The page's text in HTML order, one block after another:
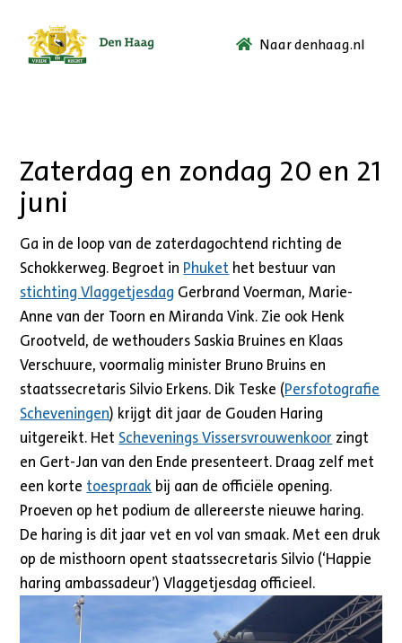
Ga
Naar denhaag.nl
Zaterdag en zondag 20 en 21
juni
Ga in de loop van de zaterdagochtend richting de
Schokkerweg. Begroet in Phuket het bestuur van
stichting Vlaggetjesdag Gerbrand Voerman, Marie-
Anne van der Toorn en Miranda Vink. Zie ook Henk
Grootveld, de wethouders Saskia Bruines en Klaas
Verschuure, voormalig minister Bruno Bruins en
staatssecretaris Silvio Erkens. Dik Teske (Persfotografie
Scheveningen) krijgt dit jaar de Gouden Haring
uitgereikt. Het Schevenings Vissersvrouwenkoor zingt
en Gert-Jan van den Ende presenteert. Draag zelf met
een korte toespraak bij aan de officiële opening.
Proeven op het podium de allereerste nieuwe haring.
De haring is dit jaar vet en vol van smaak. Met een druk
op de misthoorn opent staatssecretaris Silvio (‘Happie
haring ambassadeur’) Vlaggetjesdag officieel.